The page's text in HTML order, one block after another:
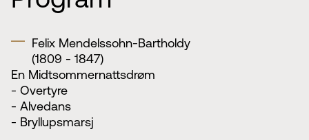
Felix Mendelssohn-Bartholdy
(1809 - 1847)
En Midtsommernattsdrøm
- Overtyre
- Alvedans
- Bryllupsmarsj